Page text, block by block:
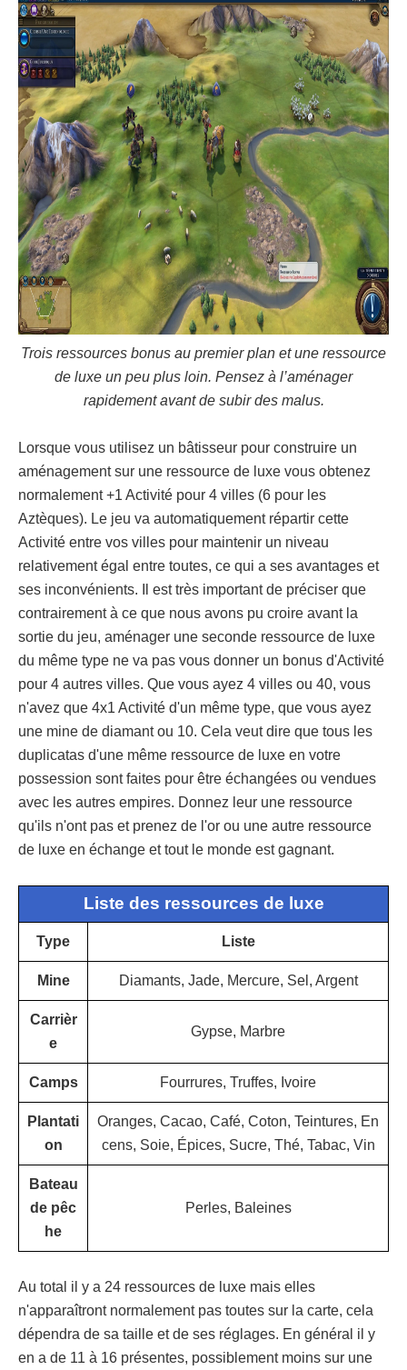
Trois ressources bonus au premier plan et une ressource
de luxe un peu plus loin. Pensez à l’aménager
rapidement avant de subir des malus.
Lorsque vous utilisez un bâtisseur pour construire un
aménagement sur une ressource de luxe vous obtenez
normalement +1 Activité pour 4 villes (6 pour les
Aztèques). Le jeu va automatiquement répartir cette
Activité entre vos villes pour maintenir un niveau
relativement égal entre toutes, ce qui a ses avantages et
ses inconvénients. Il est très important de préciser que
contrairement à ce que nous avons pu croire avant la
sortie du jeu, aménager une seconde ressource de luxe
du même type ne va pas vous donner un bonus d'Activité
pour 4 autres villes. Que vous ayez 4 villes ou 40, vous
n'avez que 4x1 Activité d'un même type, que vous ayez
une mine de diamant ou 10. Cela veut dire que tous les
duplicatas d'une même ressource de luxe en votre
possession sont faites pour être échangées ou vendues
avec les autres empires. Donnez leur une ressource
qu'ils n'ont pas et prenez de l'or ou une autre ressource
de luxe en échange et tout le monde est gagnant.
Liste des ressources de luxe
Type Liste
Mine Diamants, Jade, Mercure, Sel, Argent
Carrièr
e
Gypse, Marbre
Camps Fourrures, Truffes, Ivoire
Plantati
on
Oranges, Cacao, Café, Coton, Teintures, En
cens, Soie, Épices, Sucre, Thé, Tabac, Vin
Bateau
de pêc
he
Perles, Baleines
Au total il y a 24 ressources de luxe mais elles
n'apparaîtront normalement pas toutes sur la carte, cela
dépendra de sa taille et de ses réglages. En général il y
en a de 11 à 16 présentes, possiblement moins sur une